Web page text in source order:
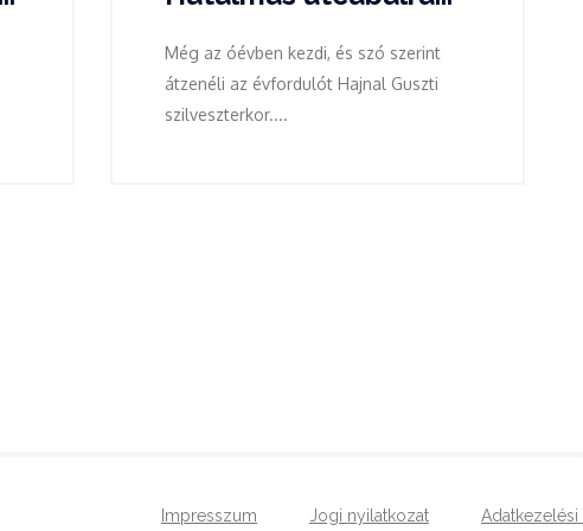
Még az óévben kezdi, és szó szerint
átzenéli az évfordulót Hajnal Guszti
szilveszterkor....
Impresszum Jogi nyilatkozat